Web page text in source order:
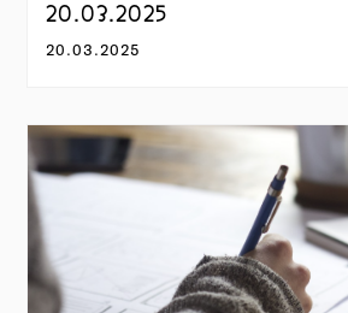
20.03.2025
20.03.2025